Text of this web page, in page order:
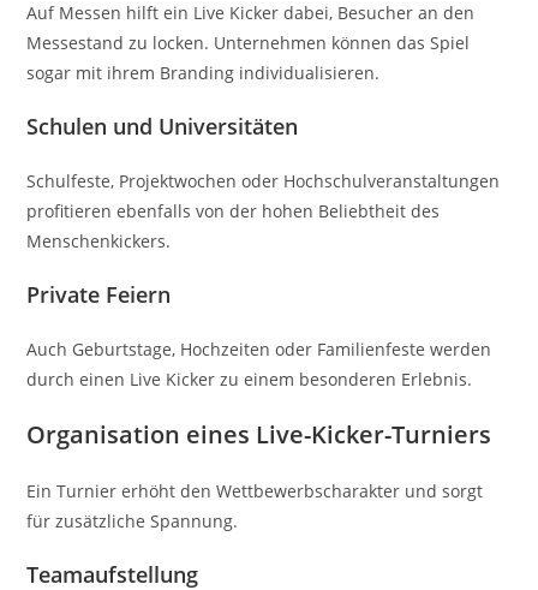
Auf Messen hilft ein Live Kicker dabei, Besucher an den
Messestand zu locken. Unternehmen können das Spiel
sogar mit ihrem Branding individualisieren.
Schulen und Universitäten
Schulfeste, Projektwochen oder Hochschulveranstaltungen
profitieren ebenfalls von der hohen Beliebtheit des
Menschenkickers.
Private Feiern
Auch Geburtstage, Hochzeiten oder Familienfeste werden
durch einen Live Kicker zu einem besonderen Erlebnis.
Organisation eines Live-Kicker-Turniers
Ein Turnier erhöht den Wettbewerbscharakter und sorgt
für zusätzliche Spannung.
Teamaufstellung